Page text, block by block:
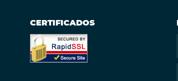
CERTIFICADOS